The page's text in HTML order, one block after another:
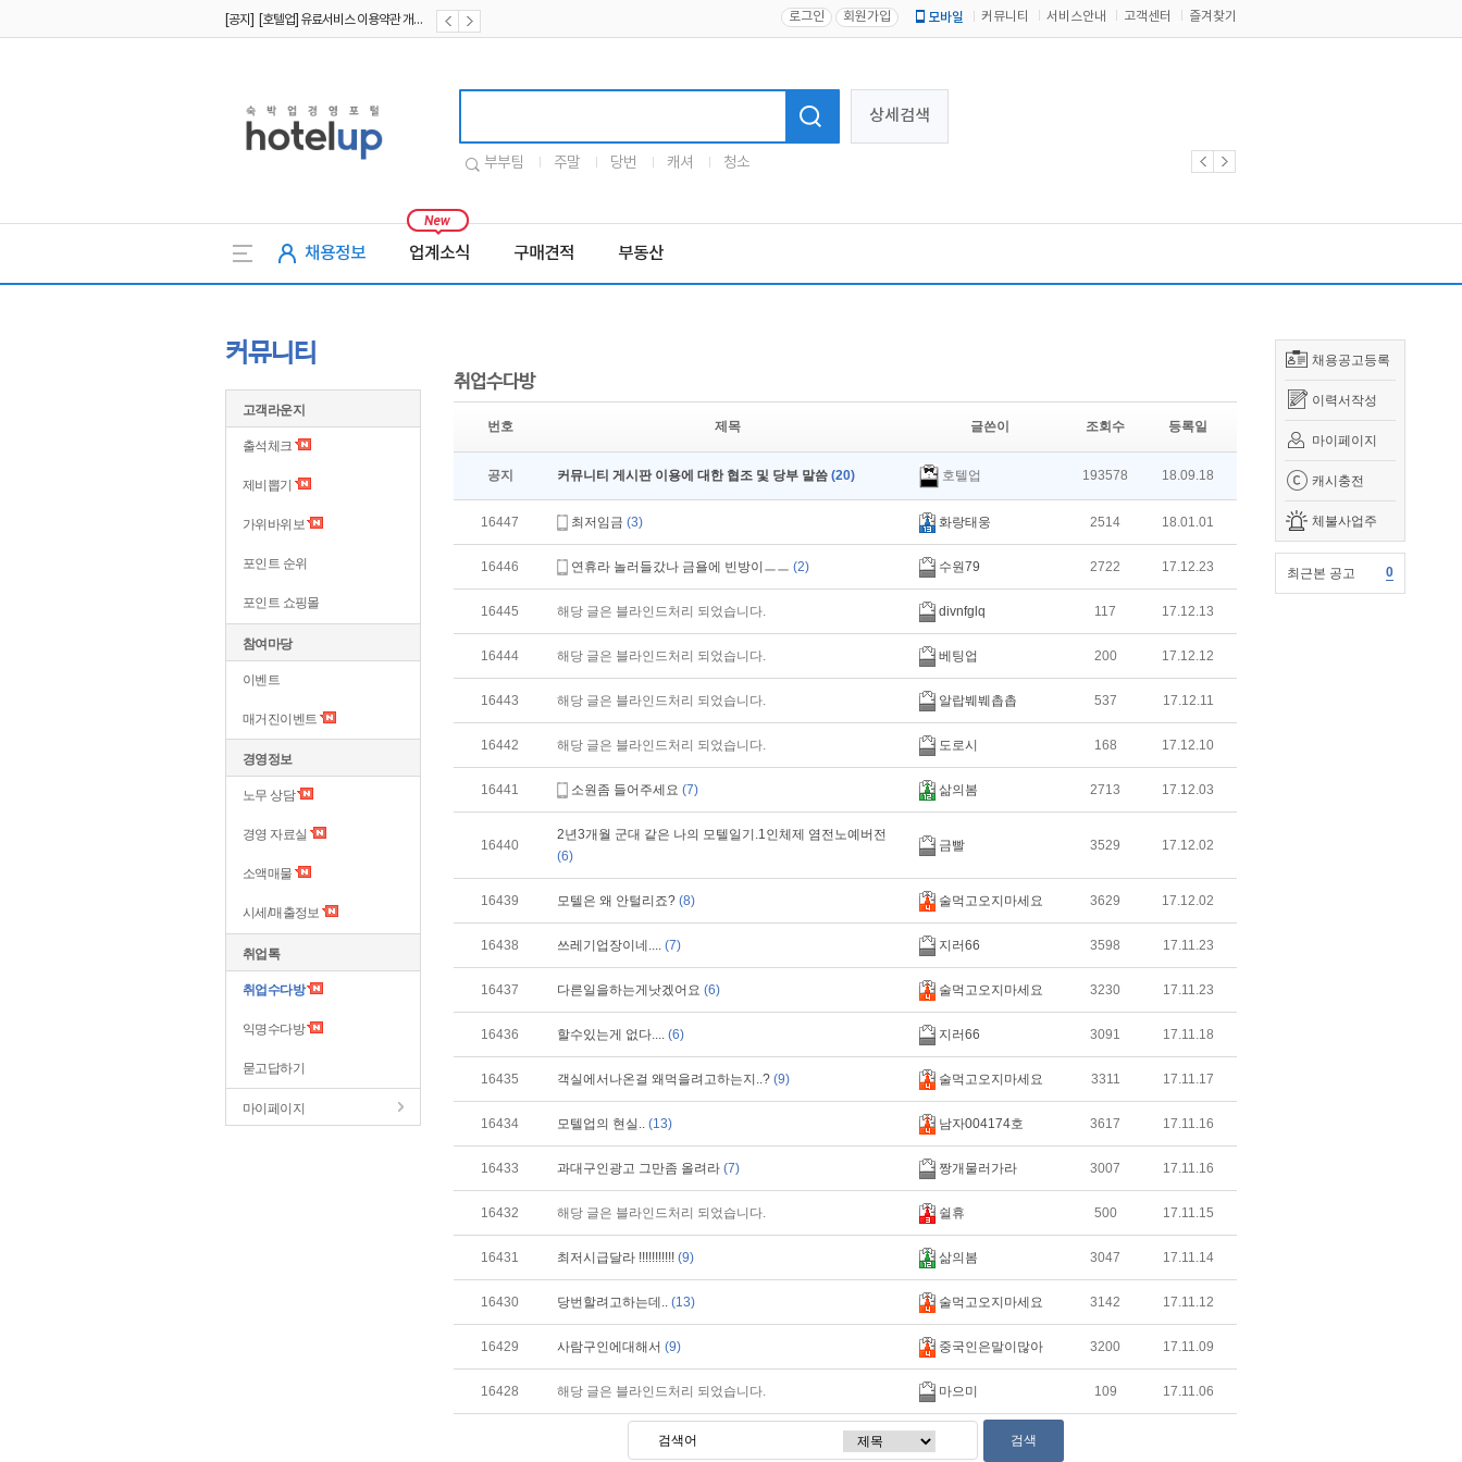
[공지] [호텔업] 유료서비스 이용약관 개정본2 (19.09.02) 로그인 회원가입 모바일 커뮤니티 서비스안내 고객센터 즐겨찾기
상세검색
부부팀 주말 당번 캐셔 청소
채용정보 업계소식 구매견적 부동산
채용공고등록
이력서작성
마이페이지
캐시충전
체불사업주
최근본 공고 0
커뮤니티
고객라운지
출석체크
제비뽑기
가위바위보
포인트 순위
포인트 쇼핑몰
참여마당
이벤트
매거진이벤트
경영정보
노무 상담
경영 자료실
소액매물
시세/매출정보
취업톡
취업수다방
익명수다방
묻고답하기
마이페이지
취업수다방
번호 제목 글쓴이 조회수 등록일
공지 커뮤니티 게시판 이용에 대한 협조 및 당부 말씀 (20) 호텔업 193578 18.09.18
16447 최저임금 (3) 화랑태웅 2514 18.01.01
16446 연휴라 놀러들갔나 금욜에 빈방이ㅡㅡ (2) 수원79 2722 17.12.23
16445 해당 글은 블라인드처리 되었습니다. divnfglq 117 17.12.13
16444 해당 글은 블라인드처리 되었습니다. 베팅업 200 17.12.12
16443 해당 글은 블라인드처리 되었습니다. 알랍붸붸촙촙 537 17.12.11
16442 해당 글은 블라인드처리 되었습니다. 도로시 168 17.12.10
16441 소원좀 들어주세요 (7) 삶의봄 2713 17.12.03
16440
2년3개월 군대 같은 나의 모텔일기.1인체제 염전노예버전
(6)
금빨 3529 17.12.02
16439 모텔은 왜 안털리죠? (8) 술먹고오지마세요 3629 17.12.02
16438 쓰레기업장이네.... (7) 지러66 3598 17.11.23
16437 다른일을하는게낫겠어요 (6) 술먹고오지마세요 3230 17.11.23
16436 할수있는게 없다.... (6) 지러66 3091 17.11.18
16435 객실에서나온걸 왜먹을려고하는지..? (9) 술먹고오지마세요 3311 17.11.17
16434 모텔업의 현실.. (13) 남자004174호 3617 17.11.16
16433 과대구인광고 그만좀 올려라 (7) 짱개물러가라 3007 17.11.16
16432 해당 글은 블라인드처리 되었습니다. 쉴휴 500 17.11.15
16431 최저시급달라 !!!!!!!!!!! (9) 삶의봄 3047 17.11.14
16430 당번할려고하는데.. (13) 술먹고오지마세요 3142 17.11.12
16429 사람구인에대해서 (9) 중국인은말이많아 3200 17.11.09
16428 해당 글은 블라인드처리 되었습니다. 마으미 109 17.11.06